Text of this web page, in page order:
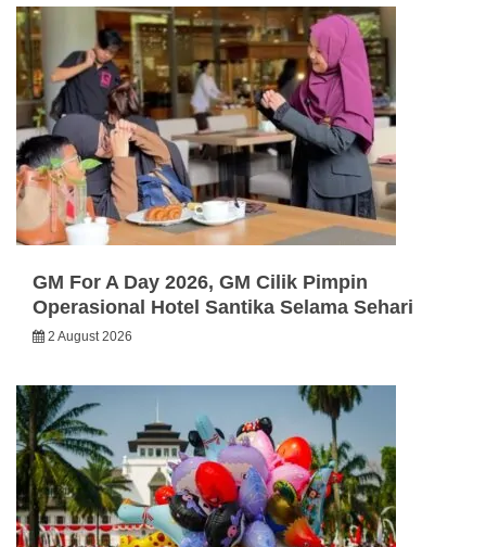
GM For A Day 2026, GM Cilik Pimpin
Operasional Hotel Santika Selama Sehari
2 August 2026